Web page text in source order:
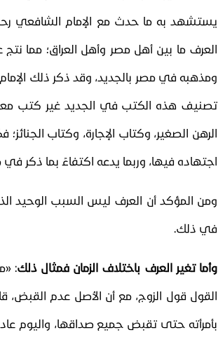
يستشهد به ما حدث مع الإمام الشافعي رحمه
العرف ما بين أهل مصر وأهل العراق؛ مما
ومذهبه في مصر بالجديد، وقد ذكر ذلك
تصنيف هذه الكتب في الجديد غير كتب
الرهن الصغير، وكتاب الإجارة، وكتاب
اجتهاده فيها، وربما يدعه اكتفاءً بما ذكر
ومن المؤكد أن العرف ليس السبب الوحيد
في ذلك.
وأما تغير العرف باختلاف الزمان فمثال ذلك:
القول قول الزوج، مع أن الأصل عدم القبض،
بأمرأته حتى تقبض جميع صداقها، واليوم